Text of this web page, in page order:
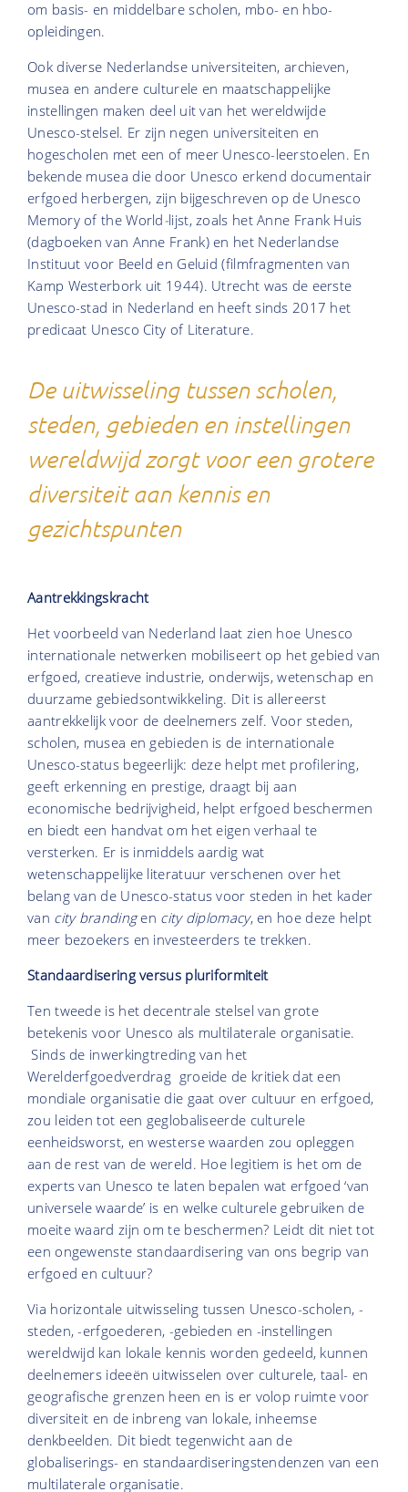
om basis- en middelbare scholen, mbo- en hbo-
opleidingen.
Ook diverse Nederlandse universiteiten, archieven,
musea en andere culturele en maatschappelijke
instellingen maken deel uit van het wereldwijde
Unesco-stelsel. Er zijn negen universiteiten en
hogescholen met een of meer Unesco-leerstoelen. En
bekende musea die door Unesco erkend documentair
erfgoed herbergen, zijn bijgeschreven op de Unesco
Memory of the World-lijst, zoals het Anne Frank Huis
(dagboeken van Anne Frank) en het Nederlandse
Instituut voor Beeld en Geluid (filmfragmenten van
Kamp Westerbork uit 1944). Utrecht was de eerste
Unesco-stad in Nederland en heeft sinds 2017 het
predicaat Unesco City of Literature.
De uitwisseling tussen scholen,
steden, gebieden en instellingen
wereldwijd zorgt voor een grotere
diversiteit aan kennis en
gezichtspunten
Aantrekkingskracht
Het voorbeeld van Nederland laat zien hoe Unesco
internationale netwerken mobiliseert op het gebied van
erfgoed, creatieve industrie, onderwijs, wetenschap en
duurzame gebiedsontwikkeling. Dit is allereerst
aantrekkelijk voor de deelnemers zelf. Voor steden,
scholen, musea en gebieden is de internationale
Unesco-status begeerlijk: deze helpt met profilering,
geeft erkenning en prestige, draagt bij aan
economische bedrijvigheid, helpt erfgoed beschermen
en biedt een handvat om het eigen verhaal te
versterken. Er is inmiddels aardig wat
wetenschappelijke literatuur verschenen over het
belang van de Unesco-status voor steden in het kader
van city brandingen city diplomacy, en hoe deze helpt
meer bezoekers en investeerders te trekken.
Standaardisering versus pluriformiteit
Ten tweede is het decentrale stelsel van grote
betekenis voor Unesco als multilaterale organisatie.
Sinds de inwerkingtreding van het
Werelderfgoedverdrag groeide de kritiek dat een
mondiale organisatie die gaat over cultuur en erfgoed,
zou leiden tot een geglobaliseerde culturele
eenheidsworst, en westerse waarden zou opleggen
aan de rest van de wereld. Hoe legitiem is het om de
experts van Unesco te laten bepalen wat erfgoed ‘van
universele waarde’ is en welke culturele gebruiken de
moeite waard zijn om te beschermen? Leidt dit niet tot
een ongewenste standaardisering van ons begrip van
erfgoed en cultuur?
Via horizontale uitwisseling tussen Unesco-scholen, -
steden, -erfgoederen, -gebieden en -instellingen
wereldwijd kan lokale kennis worden gedeeld, kunnen
deelnemers ideeën uitwisselen over culturele, taal- en
geografische grenzen heen en is er volop ruimte voor
diversiteit en de inbreng van lokale, inheemse
denkbeelden. Dit biedt tegenwicht aan de
globaliserings- en standaardiseringstendenzen van een
multilaterale organisatie.